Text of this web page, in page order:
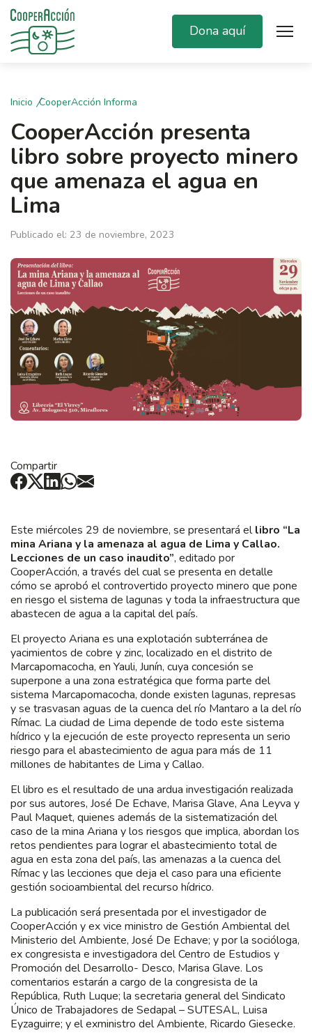
Dona aquí
Inicio CooperAcción Informa
CooperAcción presenta
libro sobre proyecto minero
que amenaza el agua en
Lima
Publicado el: 23 de noviembre, 2023
Compartir
Este miércoles 29 de noviembre, se presentará ellibro “La
mina Ariana y la amenaza al agua de Lima y Callao.
Lecciones de un caso inaudito”, editado por
CooperAcción, a través del cual se presenta en detalle
cómo se aprobó el controvertido proyecto minero que pone
en riesgo el sistema de lagunas y toda la infraestructura que
abastecen de agua a la capital del país.
El proyecto Ariana es una explotación subterránea de
yacimientos de cobre y zinc, localizado en el distrito de
Marcapomacocha, en Yauli, Junín, cuya concesión se
superpone a una zona estratégica que forma parte del
sistema Marcapomacocha, donde existen lagunas, represas
y se trasvasan aguas de la cuenca del río Mantaro a la del río
Rímac. La ciudad de Lima depende de todo este sistema
hídrico y la ejecución de este proyecto representa un serio
riesgo para el abastecimiento de agua para más de 11
millones de habitantes de Lima y Callao.
El libro es el resultado de una ardua investigación realizada
por sus autores, José De Echave, Marisa Glave, Ana Leyva y
Paul Maquet, quienes además de la sistematización del
caso de la mina Ariana y los riesgos que implica, abordan los
retos pendientes para lograr el abastecimiento total de
agua en esta zona del país, las amenazas a la cuenca del
Rímac y las lecciones que deja el caso para una eficiente
gestión socioambiental del recurso hídrico.
La publicación será presentada por el investigador de
CooperAcción y ex vice ministro de Gestión Ambiental del
Ministerio del Ambiente, José De Echave; y por la socióloga,
ex congresista e investigadora del Centro de Estudios y
Promoción del Desarrollo- Desco, Marisa Glave. Los
comentarios estarán a cargo de la congresista de la
República, Ruth Luque; la secretaria general del Sindicato
Único de Trabajadores de Sedapal – SUTESAL, Luisa
Eyzaguirre; y el exministro del Ambiente, Ricardo Giesecke.